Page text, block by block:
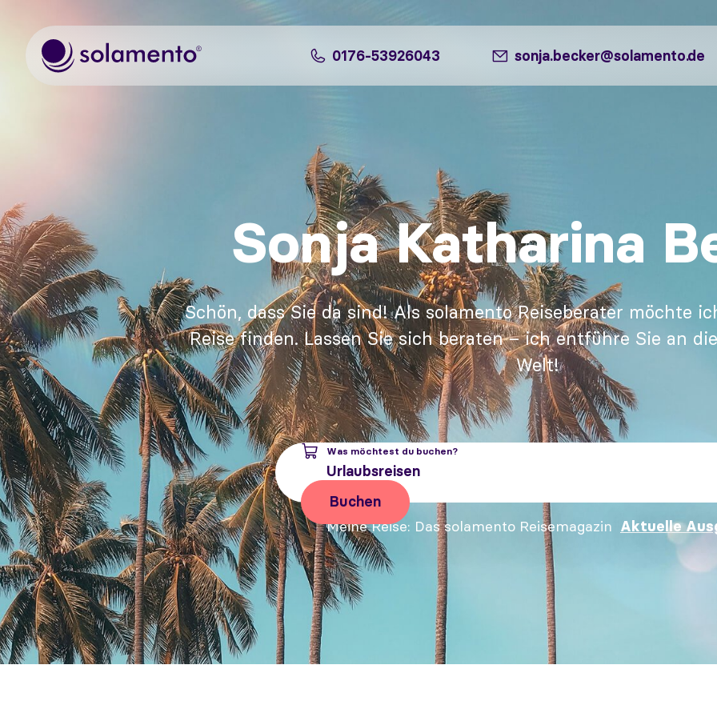
0176-53926043 sonja.becker@solamento.de
Sonja Katharina
Schön, dass Sie da sind! Als solamento Reiseberater möchte
Reise finden. Lassen Sie sich beraten – ich entführe Sie an
Welt!
Was möchtest du buchen?
Buchen
Meine Reise Das solamento Reisemagazin Aktuelle